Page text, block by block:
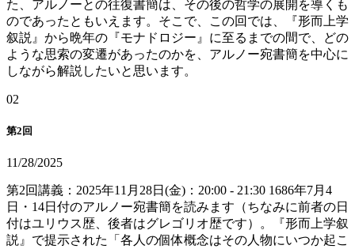
た、アルノーとの往復書簡は、その後の哲学の展開を導くも
のであったともいえます。そこで、この回では、『形而上学
叙説』から晩年の『モナドロジー』に至るまでの間で、どの
ような思索の変遷があったのかを、アルノー宛書簡を中心に
しながら解説したいと思います。
02
第2回
11/28/2025
第2回講義：2025年11月28日(金)：20:00 - 21:30 1686年7月4
日・14日付のアルノー宛書簡を読みます（ちなみに前者の日
付はユリウス歴、後者はグレゴリオ歴です）。『形而上学叙
説』で提示された「各人の個体概念はその人物にいつか起こ